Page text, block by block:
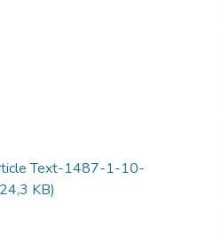
Text-1487-1-10-
KB)